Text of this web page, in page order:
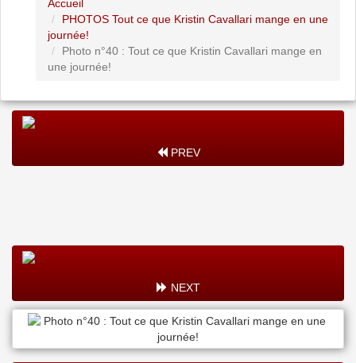
Accueil
PHOTOS Tout ce que Kristin Cavallari mange en une
journée!
Photo n°40 : Tout ce que Kristin Cavallari mange en
une journée!
PREV
NEXT